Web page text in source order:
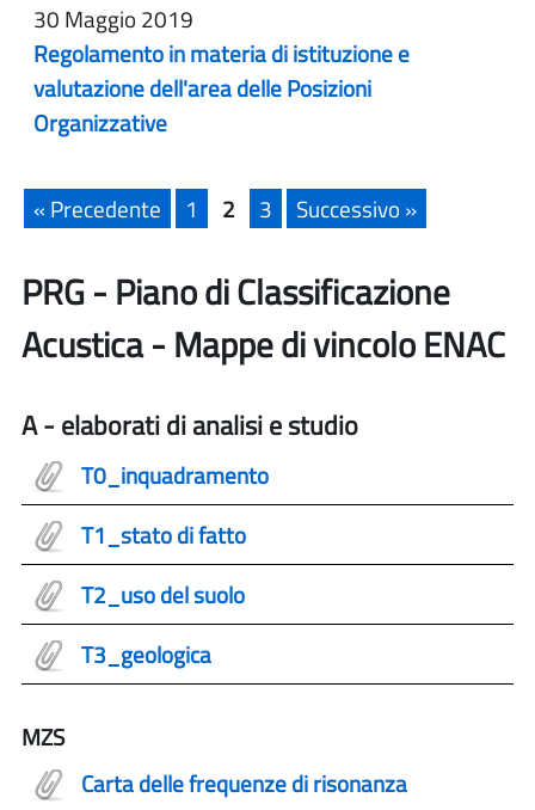
30 Maggio 2019
Regolamento in materia di istituzione e
valutazione dell'area delle Posizioni
Organizzative
« Precedente 1 2 3 Successivo »
PRG - Piano di Classificazione
Acustica - Mappe di vincolo ENAC
A - elaborati di analisi e studio
T0_inquadramento
T1_stato di fatto
T2_uso del suolo
T3_geologica
MZS
Carta delle frequenze di risonanza